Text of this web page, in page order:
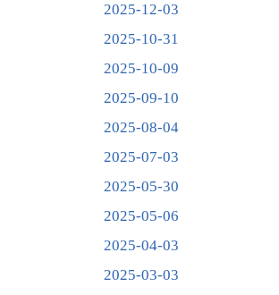
2025-12-03
2025-10-31
2025-10-09
2025-09-10
2025-08-04
2025-07-03
2025-05-30
2025-05-06
2025-04-03
2025-03-03